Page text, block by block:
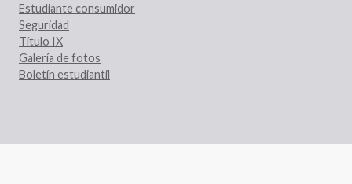
Estudiante consumidor
Seguridad
Título IX
Galería de fotos
Boletín estudiantil